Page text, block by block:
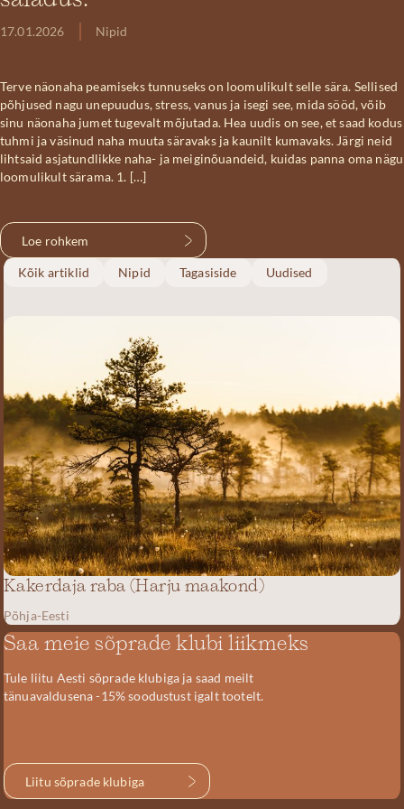
17.01.2026 Nipid
Terve näonaha peamiseks tunnuseks on loomulikult selle sära. Sellised
põhjused nagu unepuudus, stress, vanus ja isegi see, mida sööd, võib
sinu näonaha jumet tugevalt mõjutada. Hea uudis on see, et saad kodus
tuhmi ja väsinud naha muuta säravaks ja kaunilt kumavaks. Järgi neid
lihtsaid asjatundlikke naha- ja meiginõuandeid, kuidas panna oma nägu
loomulikult särama. 1. […]
Loe rohkem
Kõik artiklid Nipid Tagasiside Uudised
Kakerdaja raba (Harju maakond)
Põhja-Eesti
Saa meie sõprade klubi liikmeks
Tule liitu Aesti sõprade klubiga ja saad meilt
tänuavaldusena -15% soodustust igalt tootelt.
Liitu sõprade klubiga